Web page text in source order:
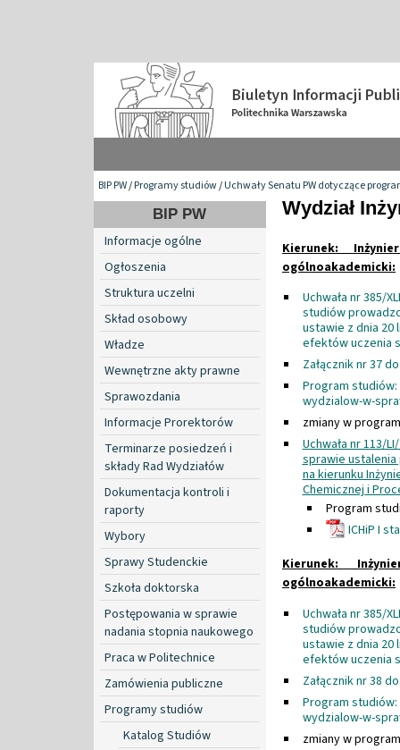
BIP PW/Programy studiów/Uchwały Senatu PW dotyczące
BIP PW
Informacje ogólne
Ogłoszenia
Struktura uczelni
Skład osobowy
Władze
Wewnętrzne akty prawne
Sprawozdania
Informacje Prorektorów
Terminarze posiedzeń i
składy Rad Wydziałów
Dokumentacja kontroli i
raporty
Wybory
Sprawy Studenckie
Szkoła doktorska
Postępowania w sprawie
nadania stopnia naukowego
Praca w Politechnice
Zamówienia publiczne
Programy studiów
Katalog Studiów
Wydział
Kierunek:
ogólnoakademicki:
Uchwała nr 385/
studiów
ustawie z dnia 20
efektów uczenia
Załącznik nr 37
Program
wydzialow-w-
zmiany w
Uchwała nr 113/
sprawie
na kierunku
Chemicznej i
Program
ICHiP I
Kierunek:
ogólnoakademicki:
Uchwała nr 385/
studiów
ustawie z dnia 20
efektów uczenia
Załącznik nr 38
Program studiów:
wydzialow-w-
zmiany w